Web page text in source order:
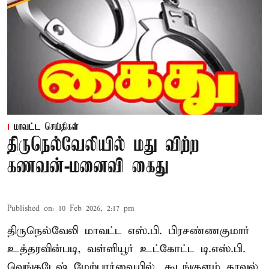
மாவட்ட செய்திகள்
திருநெல்வேலியில் மது விற்ற
கணவன்-மனைவி கைது
Published on: 10 Feb 2026, 2:17 pm
திருநெல்வேலி மாவட்ட எஸ்.பி. பிரசண்ணகுமார்
உத்தரவின்படி, வள்ளியூர் உட்கோட்ட டி.எஸ்.பி.